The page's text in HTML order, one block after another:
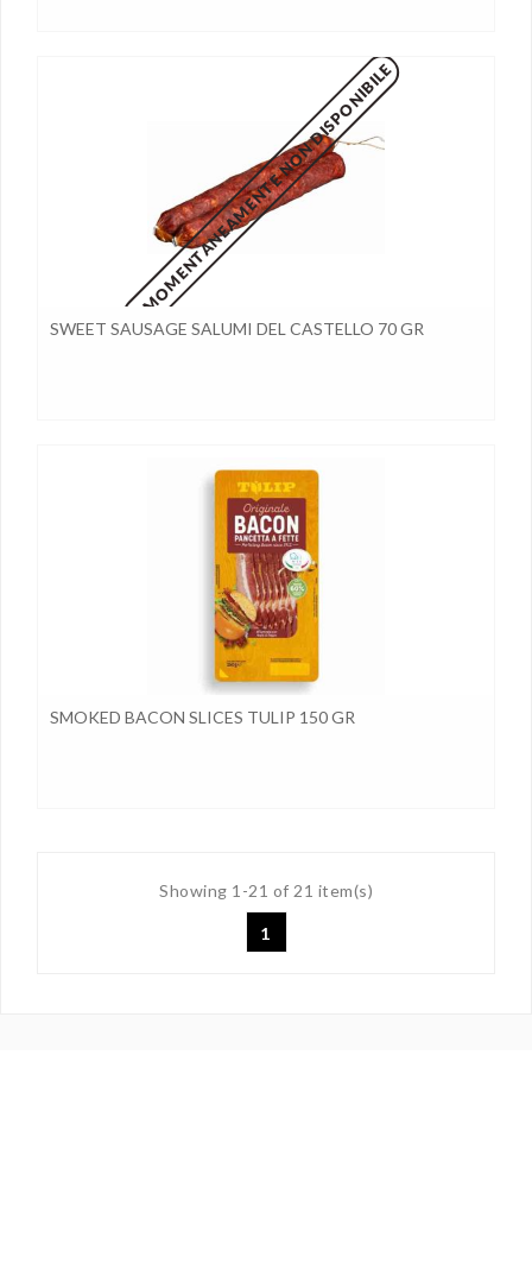
MOMENTANEAMENTE NON DISPONIBILE
SWEET SAUSAGE SALUMI DEL CASTELLO 70 GR
SMOKED BACON SLICES TULIP 150 GR
Showing 1-21 of 21 item(s)
1